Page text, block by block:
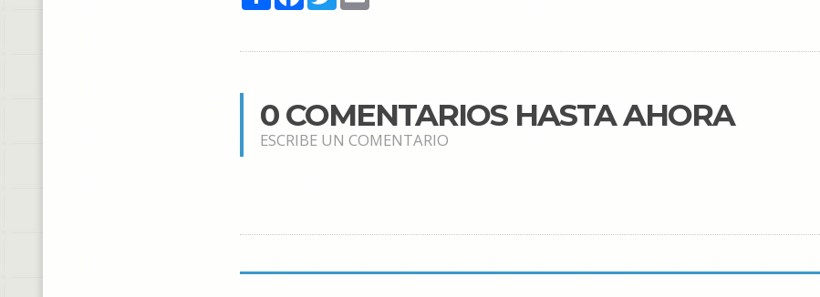
0 COMENTARIOS HASTA AHORA
ESCRIBE UN COMENTARIO